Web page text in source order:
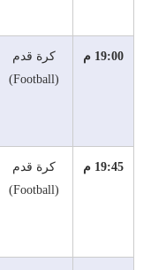
19:00 م
كرة قدم
(Football)
19:45 م
كرة قدم
(Football)